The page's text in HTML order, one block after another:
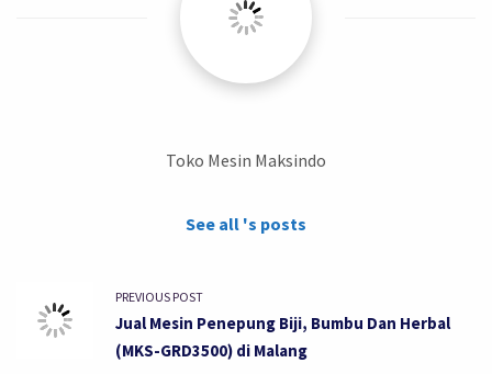
Toko Mesin Maksindo
See all 's posts
PREVIOUS POST
Jual Mesin Penepung Biji, Bumbu Dan Herbal
(MKS-GRD3500) di Malang